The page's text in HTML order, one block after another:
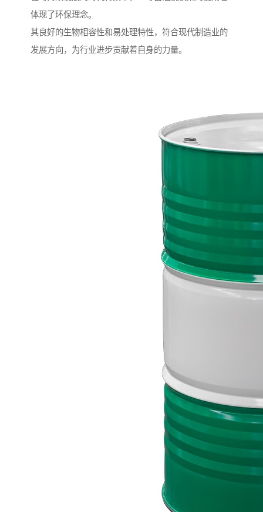
体现了环保理念。
其良好的生物相容性和易处理特性，符合现代制造业的
发展方向，为行业进步贡献着自身的力量。